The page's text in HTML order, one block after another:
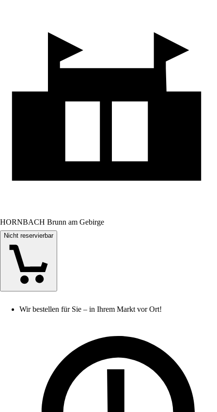
HORNBACH Brunn am Gebirge
Nicht reservierbar
Wir bestellen für Sie – in Ihrem Markt vor Ort!